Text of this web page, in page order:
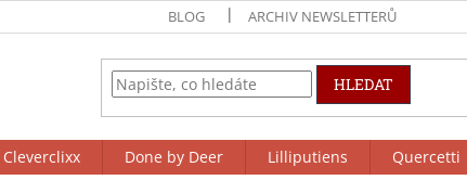
BLOG ARCHIV NEWSLETTERŮ
HLEDAT
Cleverclixx Done by Deer Lilliputiens Quercetti